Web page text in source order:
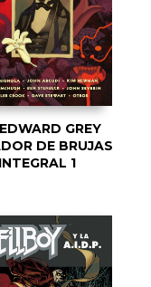
GREY
DE BRUJAS
INTEGRAL 1